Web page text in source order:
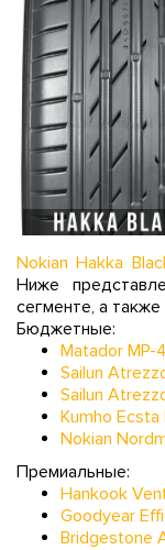
Nokian Hakka
Ниже
сегменте, а
Бюджетные:
Matador MP-
Sailun
Sailun
Kumho Ecsta
Nokian
Премиальные:
Hankook
Goodyear
Bridgestone